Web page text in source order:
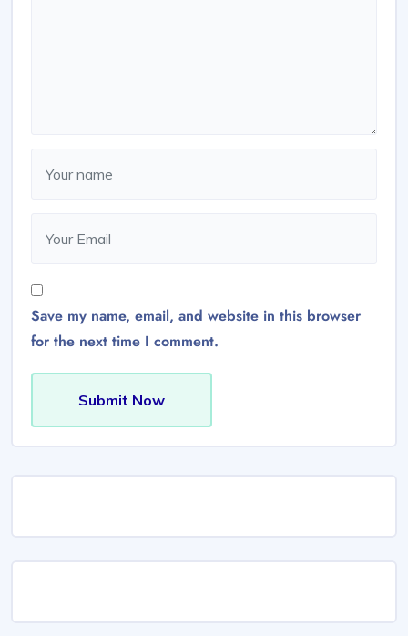
Save my name, email, and website in this browser
for the next time I comment.
Submit Now